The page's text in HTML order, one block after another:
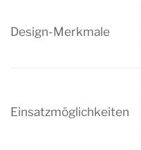
Design-Merkmale
Einsatzmöglichkeiten